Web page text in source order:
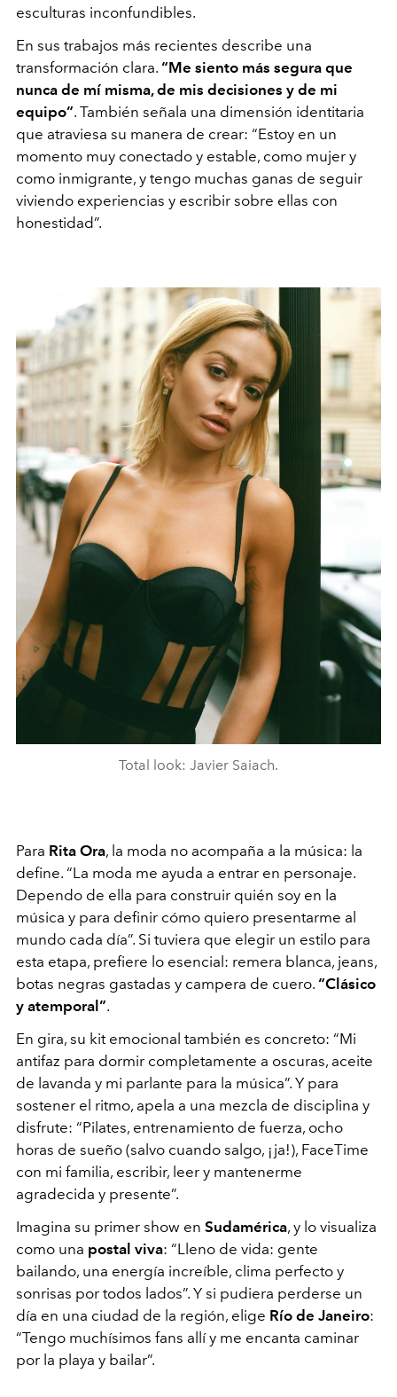
esculturas inconfundibles.
En sus trabajos más recientes describe una
transformación clara. “Me siento más segura que
nunca de mí misma, de mis decisiones y de mi
equipo”. También señala una dimensión identitaria
que atraviesa su manera de crear: “Estoy en un
momento muy conectado y estable, como mujer y
como inmigrante, y tengo muchas ganas de seguir
viviendo experiencias y escribir sobre ellas con
honestidad”.
Total look: Javier Saiach.
Para Rita Ora, la moda no acompaña a la música: la
define. “La moda me ayuda a entrar en personaje.
Dependo de ella para construir quién soy en la
música y para definir cómo quiero presentarme al
mundo cada día”. Si tuviera que elegir un estilo para
esta etapa, prefiere lo esencial: remera blanca, jeans,
botas negras gastadas y campera de cuero. “Clásico
y atemporal”.
En gira, su kit emocional también es concreto: “Mi
antifaz para dormir completamente a oscuras, aceite
de lavanda y mi parlante para la música”. Y para
sostener el ritmo, apela a una mezcla de disciplina y
disfrute: “Pilates, entrenamiento de fuerza, ocho
horas de sueño (salvo cuando salgo, ¡ja!), FaceTime
con mi familia, escribir, leer y mantenerme
agradecida y presente”.
Imagina su primer show en Sudamérica, y lo visualiza
como una postal viva: “Lleno de vida: gente
bailando, una energía increíble, clima perfecto y
sonrisas por todos lados”. Y si pudiera perderse un
día en una ciudad de la región, elige Río de Janeiro:
“Tengo muchísimos fans allí y me encanta caminar
por la playa y bailar”.